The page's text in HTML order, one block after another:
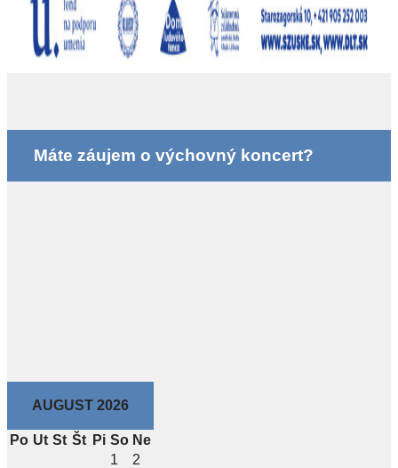
Máte záujem o výchovný koncert?
AUGUST 2026
Po Ut St Št Pi So Ne
1
2